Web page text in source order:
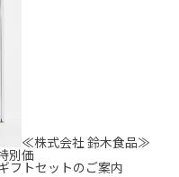
≪株式会社 鈴木食品≫
別価
フトセットのご案内